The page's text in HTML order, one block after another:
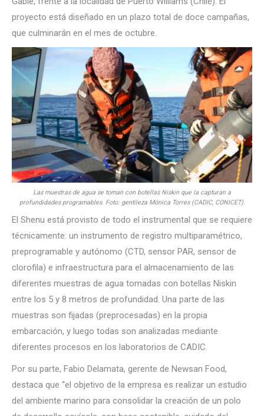
proyecto está diseñado en un plazo total de doce campañas,
que culminarán en el mes de octubre.
Las muestras de agua se toman con botellas Niskin que la capturan a
profundidades programables. Foto: gentileza Mónica Torres (CADIC, CONICET).
El Shenu está provisto de todo el instrumental que se requiere
técnicamente: un instrumento de registro multiparamétrico,
preprogramable y autónomo (CTD, sensor PAR, sensor de
clorofila) e infraestructura para el almacenamiento de las
diferentes muestras de agua tomadas con botellas Niskin
entre los 5 y 8 metros de profundidad. Una parte de las
muestras son fijadas (preprocesadas) en la propia
embarcación, y luego todas son analizadas mediante
diferentes procesos en los laboratorios de CADIC.
Por su parte, Fabio Delamata, gerente de Newsan Food,
destaca que “el objetivo de la empresa es realizar un estudio
del ambiente marino para consolidar la creación de un polo